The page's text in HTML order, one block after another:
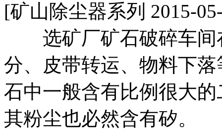
[矿山除尘器系列 2015-
选矿厂矿石破碎车间
分、皮带转运、物料下
石中一般含有比例很大
其粉尘也必然含有矽。